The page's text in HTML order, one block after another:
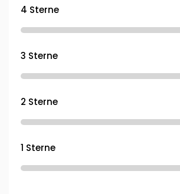
4 Sterne
3 Sterne
2 Sterne
1 Sterne